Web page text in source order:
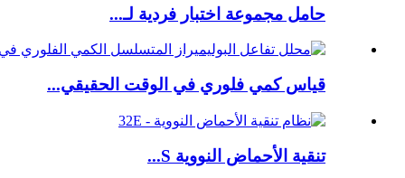
حامل مجموعة اختبار فردية لـ...
قياس كمي فلوري في الوقت الحقيقي...
تنقية الأحماض النووية S...